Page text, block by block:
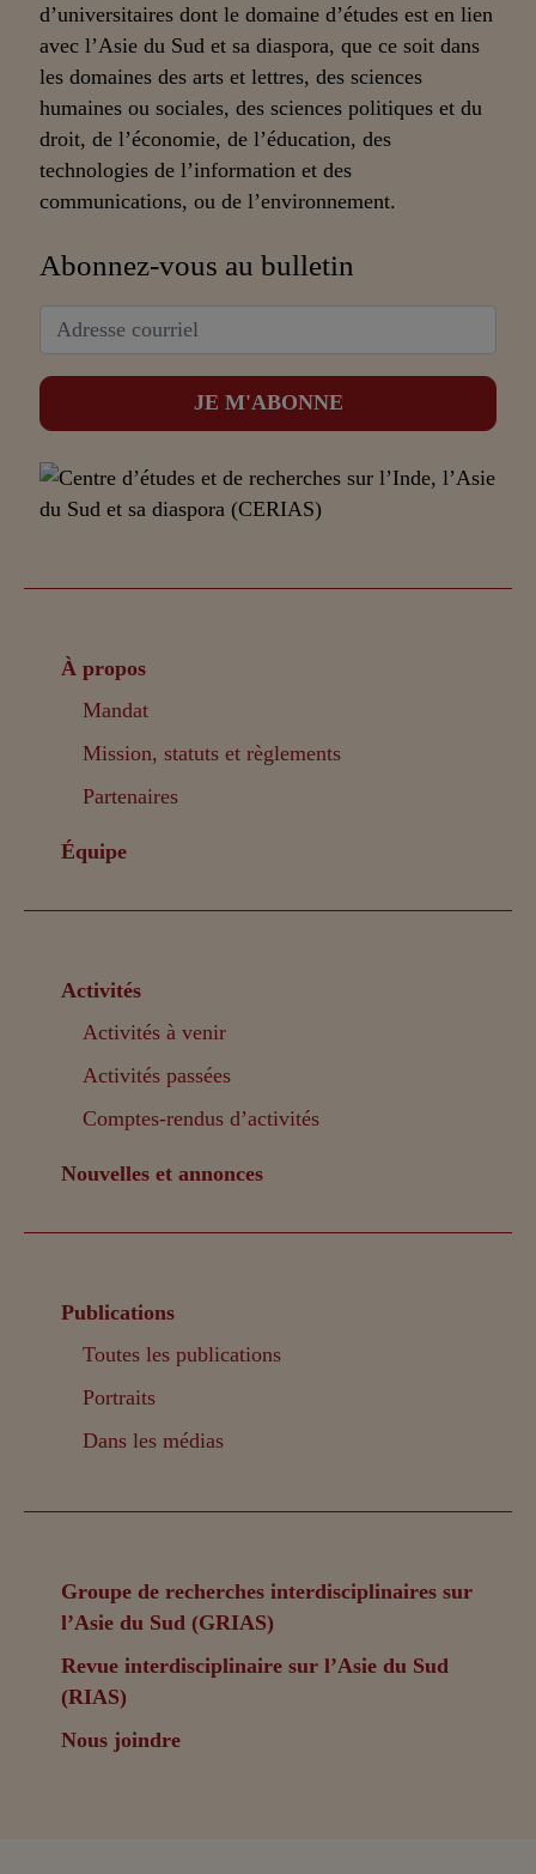
d’universitaires dont le domaine d’études est en lien
avec l’Asie du Sud et sa diaspora, que ce soit dans
les domaines des arts et lettres, des sciences
humaines ou sociales, des sciences politiques et du
droit, de l’économie, de l’éducation, des
technologies de l’information et des
communications, ou de l’environnement.
Abonnez-vous au bulletin
À propos
Mandat
Mission, statuts et règlements
Partenaires
Équipe
Activités
Activités à venir
Activités passées
Comptes-rendus d’activités
Nouvelles et annonces
Publications
Toutes les publications
Portraits
Dans les médias
Groupe de recherches interdisciplinaires sur
l’Asie du Sud (GRIAS)
Revue interdisciplinaire sur l’Asie du Sud
(RIAS)
Nous joindre